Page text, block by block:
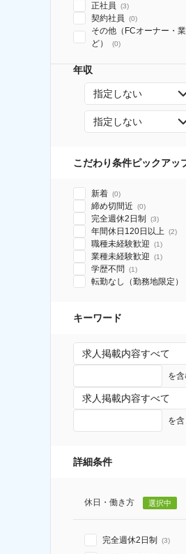
正社員 (3)
契約社員 (0)
その他（FCオーナー・
ど）
(0)
年収
指定しない
指定しない
こだわり条件ピックアッ
新着 (0)
締め切間近 (0)
完全週休2日制 (3)
年間休日120日以上 (2)
職種未経験歓迎 (1)
業種未経験歓迎 (1)
学歴不問 (1)
転勤なし（勤務地限定）
キーワード
求人掲載内容すべて
を
求人掲載内容すべて
を
詳細条件
休日・働き方 選択中
完全週休2日制 (3)